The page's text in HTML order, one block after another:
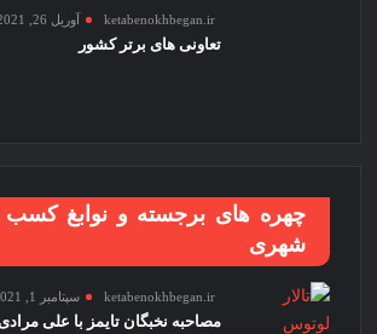
ketabenokhbegan.ir آوریل 26, 2021
تعاونی های برتر کشور
چهره های برجسته و نوابغ کسب
شهری
ketabenokhbegan.ir سپتامبر 1, 2021
مصاحبه نخبگان تایمز با علی